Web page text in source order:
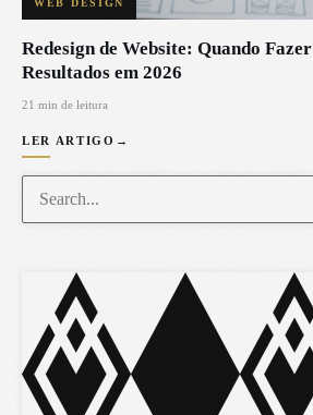
WEB DESIGN
Redesign de Website: Quando
Resultados em 2026
21 min de leitura
LER ARTIGO →